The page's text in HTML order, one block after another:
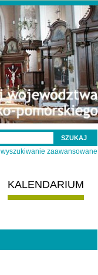
wyszukiwanie zaawansowane
KALENDARIUM